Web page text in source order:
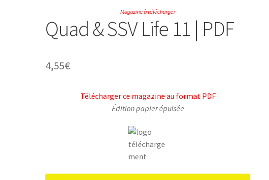
Magazine à télécharger
Quad & SSV Life 11 | PDF
4,55€
Télécharger ce magazine au format PDF
Édition papier épuisée